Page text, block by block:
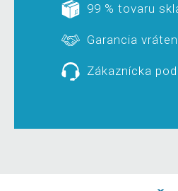
99 % tovaru
Garancia
Zákaznícka